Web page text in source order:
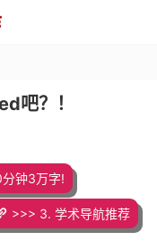
吧？！
钟3万字!
>>> 3. 学术导航推荐